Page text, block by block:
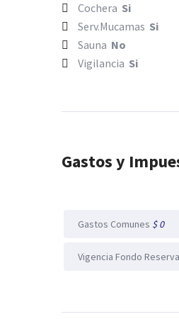
Cochera Si
Serv.Mucamas Si
Sauna No
Vigilancia Si
Gastos y
Gastos Comunes $ 0
Vigencia Fondo